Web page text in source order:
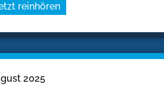
reinhören
2025